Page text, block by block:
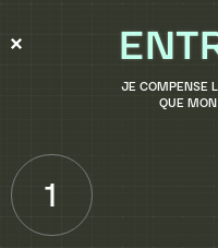
JE COMPENSE
QUE
1